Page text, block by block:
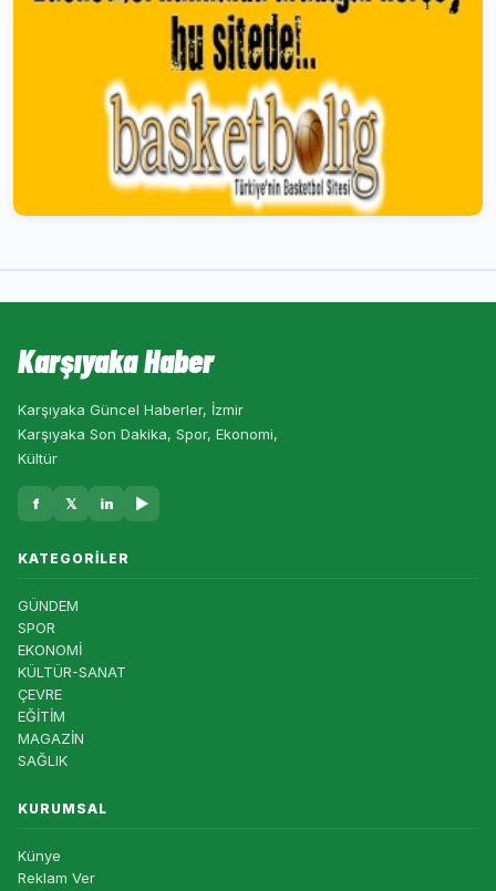
Karşıyaka Haber
Karşıyaka Güncel Haberler, İzmir
Karşıyaka Son Dakika, Spor, Ekonomi,
Kültür
f 𝕏 in ▶
KATEGORILER
GÜNDEM
SPOR
EKONOMİ
KÜLTÜR-SANAT
ÇEVRE
EĞİTİM
MAGAZİN
SAĞLIK
KURUMSAL
Künye
Reklam Ver